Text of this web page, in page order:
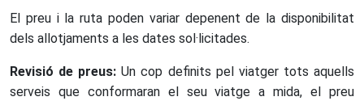
El preu i la ruta poden variar depenent de la disponibilitat
dels allotjaments a les dates sol·licitades.
Revisió de preus: Un cop definits pel viatger tots aquells
serveis que conformaran el seu viatge a mida, el preu